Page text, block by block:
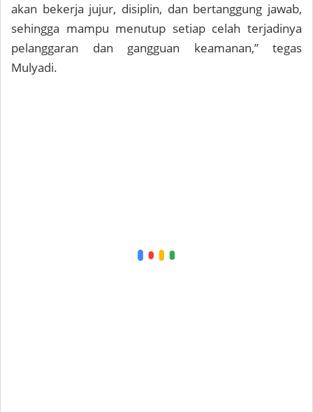
akan bekerja jujur, disiplin, dan bertanggung jawab,
sehingga mampu menutup setiap celah terjadinya
pelanggaran dan gangguan keamanan,” tegas
Mulyadi.